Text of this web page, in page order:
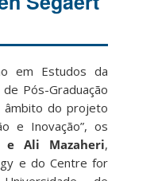
em Estudos da
Pós-Graduação
âmbito do projeto
e Inovação”, os
e Ali Mazaheri,
e do Centre for